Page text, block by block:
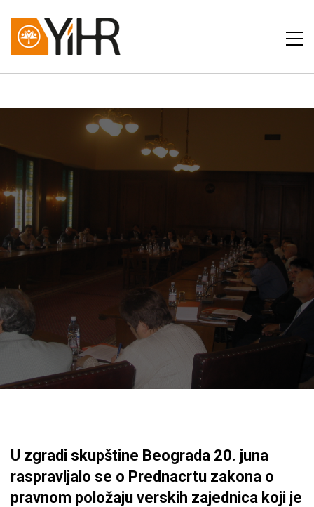
U zgradi skupštine Beograda 20. juna
raspravljalo se o Prednacrtu zakona o
pravnom položaju verskih zajednica koji je